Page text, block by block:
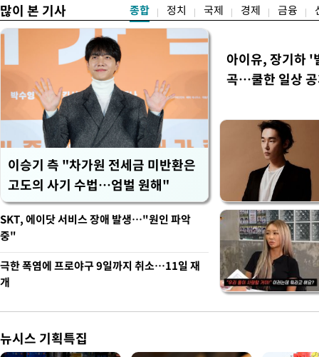
많이 본 기사 종합 정치 국제 경제 금융
이승기 측 "차가원 전세금 미반환은
고도의 사기 수법…엄벌 원해"
아이유, 장기하 '
곡…쿨한 일상
SKT, 에이닷 서비스 장애 발생…"원인 파악
중"
극한 폭염에 프로야구 9일까지 취소…11일 재
개
뉴시스 기획특집